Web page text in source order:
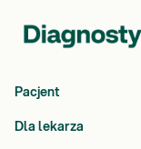
Pacjent
Dla lekarza